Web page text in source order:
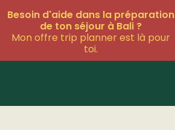
Besoin d'aide dans la préparation
de ton séjour à Bali ?
Mon offre trip planner est là pour
toi.